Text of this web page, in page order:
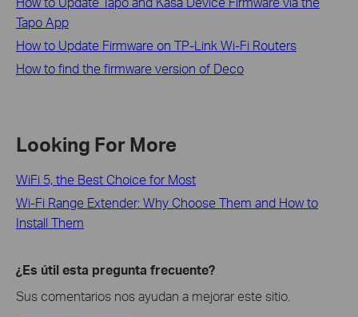
Tapo App
How to Update Firmware on TP-Link Wi-Fi Routers
How to find the firmware version of Deco
Looking For More
WiFi 5, the Best Choice for Most
Wi-Fi Range Extender: Why Choose Them and How to
Install Them
¿Es útil esta pregunta frecuente?
Sus comentarios nos ayudan a mejorar este sitio.